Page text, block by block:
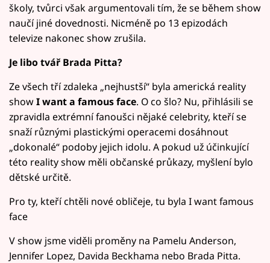
školy, tvůrci však argumentovali tím, že se během show
naučí jiné dovednosti. Nicméně po 13 epizodách
televize nakonec show zrušila.
Je libo tvář Brada Pitta?
Ze všech tří zdaleka „nejhustší“ byla americká reality
showI want a famous face. O co šlo? Nu, přihlásili se
zpravidla extrémní fanoušci nějaké celebrity, kteří se
snaží různými plastickými operacemi dosáhnout
„dokonalé“ podoby jejich idolu. A pokud už účinkující
této reality show měli občanské průkazy, myšlení bylo
dětské určitě.
Pro ty, kteří chtěli nové obličeje, tu byla I want famous
face
V show jsme viděli proměny na Pamelu Anderson,
Jennifer Lopez, Davida Beckhama nebo Brada Pitta.